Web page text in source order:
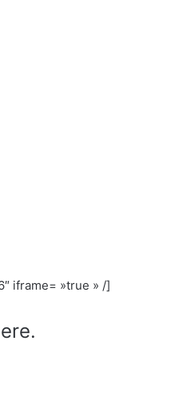
iframe= »true » /]